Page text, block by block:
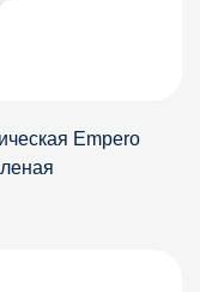
Empero